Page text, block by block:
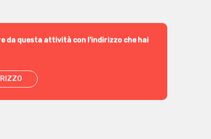
da questa attività con l'indirizzo che hai